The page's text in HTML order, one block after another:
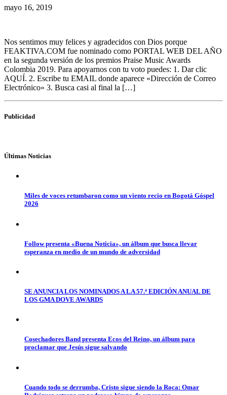
mayo 16, 2019
Nos sentimos muy felices y agradecidos con Dios porque
FEAKTIVA.COM fue nominado como PORTAL WEB DEL AÑO
en la segunda versión de los premios Praise Music Awards
Colombia 2019. Para apoyarnos con tu voto puedes: 1. Dar clic
AQUÍ. 2. Escribe tu EMAIL donde aparece «Dirección de Correo
Electrónico» 3. Busca casi al final la […]
Publicidad
Últimas Noticias
Miles de voces retumbaron como un viento recio en Bogotá Góspel
2026
Follow presenta «Buena Noticia», un álbum que busca llevar
esperanza en medio de un mundo de adversidad
SE ANUNCIA LOS NOMINADOS A LA 57.ª EDICIÓN ANUAL DE
LOS GMA DOVE AWARDS
Cosechadores Band presenta Ecos del Reino, un álbum para
proclamar que Jesús sigue salvando
Cuando todo se derrumba, Cristo sigue siendo la Roca: Omar